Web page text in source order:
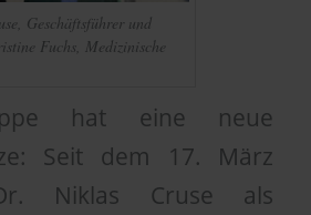
Geschäftsführer und
Fuchs, Medizinische
hat eine neue
Seit dem 17. März
Niklas Cruse als